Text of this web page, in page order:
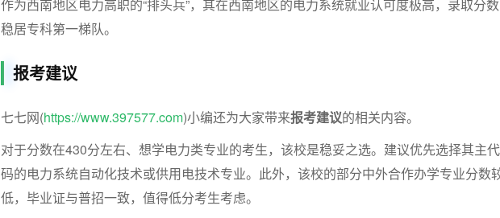
作为西南地区电力高职的“排头兵”，其在西南地区的电力系统就业认可度极高，录取分数
稳居专科第一梯队。
报考建议
七七网(https://www.397577.com)小编还为大家带来报考建议的相关内容。
对于分数在430分左右、想学电力类专业的考生，该校是稳妥之选。建议优先选择其主代
码的电力系统自动化技术或供用电技术专业。此外，该校的部分中外合作办学专业分数
低，毕业证与普招一致，值得低分考生考虑。